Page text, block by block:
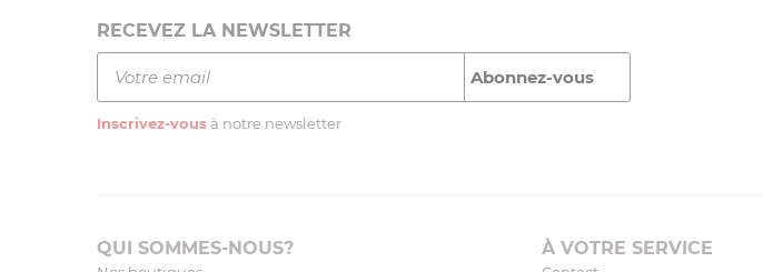
RECEVEZ LA NEWSLETTER
Inscrivez-vous à notre newsletter
QUI SOMMES-NOUS? À VOTRE SERVICE